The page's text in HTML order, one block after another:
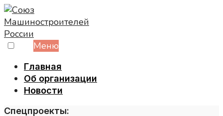
Skip
to
content
Меню
Главная
Об организации
Новости
Спецпроекты: